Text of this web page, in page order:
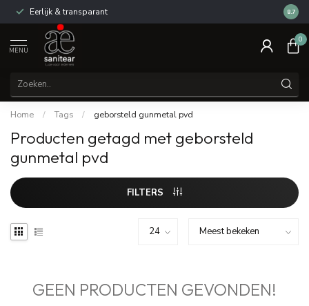
Eerlijk & transparant 8.7
MENU
0
Home / Tags / geborsteld gunmetal pvd
Producten getagd met geborsteld
gunmetal pvd
FILTERS
GEEN PRODUCTEN GEVONDEN!